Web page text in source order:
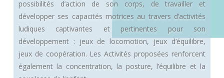
possibilités d’action de son corps, de travailler et
développer ses capacités motrices au travers d’activités
ludiques captivantes et pertinentes pour son
développement : jeux de locomotion, jeux d’équilibre,
jeux de coopération. Les Activités proposées renforcent
également la concentration, la posture, l’équilibre et la